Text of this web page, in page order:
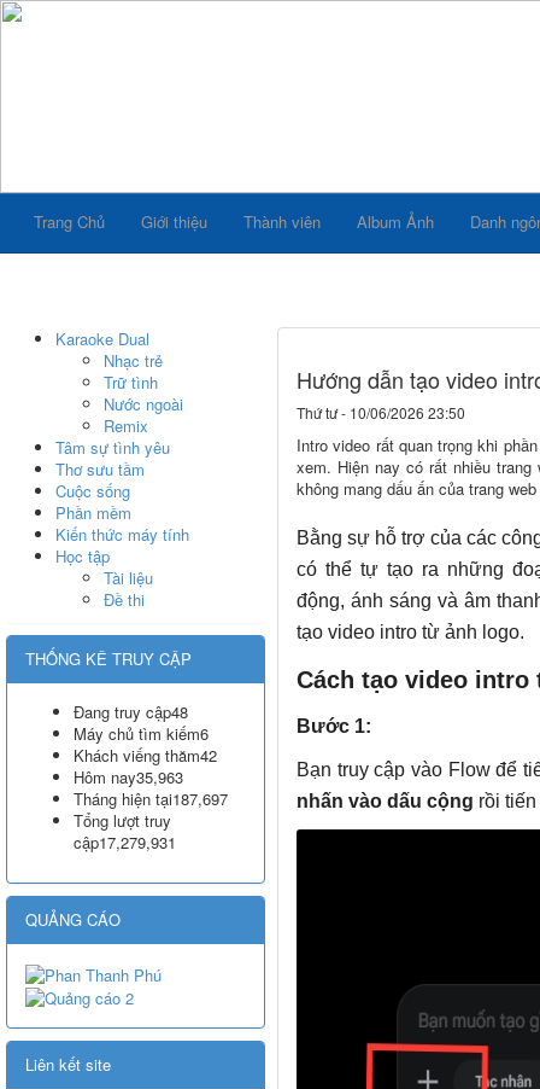
Trang Chủ Giới thiệu Thành viên Album Ảnh Danh
Hướng dẫn tạo video
Thứ tư - 10/06/2026 23:50
Intro video rất quan trọng khi
xem. Hiện nay có rất nhiều
không mang dấu ấn của trang
Bằng sự hỗ trợ của các
có thể tự tạo ra những
động, ánh sáng và âm
tạo video intro từ ảnh logo.
Cách tạo video intro
Bước 1:
Bạn truy cập vào Flow để
nhấn vào dấu cộng rồi
Karaoke Dual
Nhạc trẻ
Trữ tình
Nước ngoài
Remix
Tâm sự tình yêu
Thơ sưu tầm
Cuộc sống
Phần mềm
Kiến thức máy tính
Học tập
Tài liệu
Đề thi
THỐNG KÊ TRUY CẬP
Đang truy cập48
Máy chủ tìm kiếm6
Khách viếng thăm42
Hôm nay35,963
Tháng hiện tại187,697
Tổng lượt truy
cập17,279,931
QUẢNG CÁO
Liên kết site